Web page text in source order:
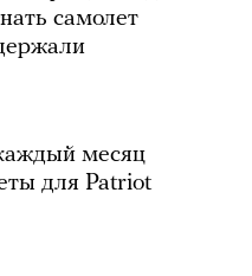
самолет
месяц
для Patriot